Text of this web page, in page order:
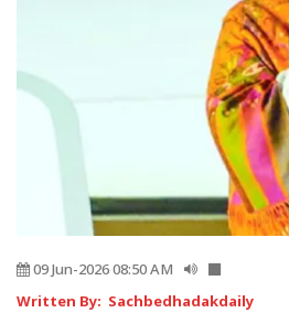
09 Jun-2026 08:50 AM
Written By: Sachbedhadakdaily